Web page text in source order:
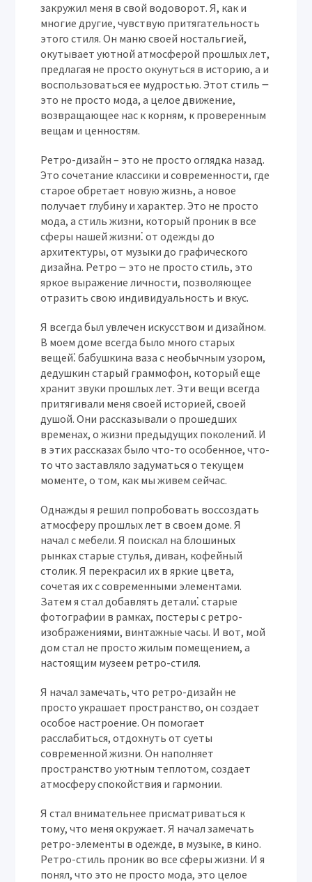
закружил меня в свой водоворот. Я, как и
многие другие, чувствую притягательность
этого стиля. Он маню своей ностальгией,
окутывает уютной атмосферой прошлых лет,
предлагая не просто окунуться в историю, а и
воспользоваться ее мудростью. Этот стиль ౼
это не просто мода, а целое движение,
возвращающее нас к корням, к проверенным
вещам и ценностям.
Ретро-дизайн – это не просто оглядка назад.
Это сочетание классики и современности, где
старое обретает новую жизнь, а новое
получает глубину и характер. Это не просто
мода, а стиль жизни, который проник в все
сферы нашей жизни⁚ от одежды до
архитектуры, от музыки до графического
дизайна. Ретро ౼ это не просто стиль, это
яркое выражение личности, позволяющее
отразить свою индивидуальность и вкус.
Я всегда был увлечен искусством и дизайном.
В моем доме всегда было много старых
вещей⁚ бабушкина ваза с необычным узором,
дедушкин старый граммофон, который еще
хранит звуки прошлых лет. Эти вещи всегда
притягивали меня своей историей, своей
душой. Они рассказывали о прошедших
временах, о жизни предыдущих поколений. И
в этих рассказах было что-то особенное, что-
то что заставляло задуматься о текущем
моменте, о том, как мы живем сейчас.
Однажды я решил попробовать воссоздать
атмосферу прошлых лет в своем доме. Я
начал с мебели. Я поискал на блошиных
рынках старые стулья, диван, кофейный
столик. Я перекрасил их в яркие цвета,
сочетая их с современными элементами.
Затем я стал добавлять детали⁚ старые
фотографии в рамках, постеры с ретро-
изображениями, винтажные часы. И вот, мой
дом стал не просто жилым помещением, а
настоящим музеем ретро-стиля.
Я начал замечать, что ретро-дизайн не
просто украшает пространство, он создает
особое настроение. Он помогает
расслабиться, отдохнуть от суеты
современной жизни. Он наполняет
пространство уютным теплотом, создает
атмосферу спокойствия и гармонии.
Я стал внимательнее присматриваться к
тому, что меня окружает. Я начал замечать
ретро-элементы в одежде, в музыке, в кино.
Ретро-стиль проник во все сферы жизни. И я
понял, что это не просто мода, это целое